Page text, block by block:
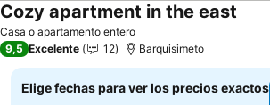
Casa o apartamento entero
Cozy apartment in the east
9,5 Excelente 12 Barquisimeto
Elige fechas para ver los precios exactos